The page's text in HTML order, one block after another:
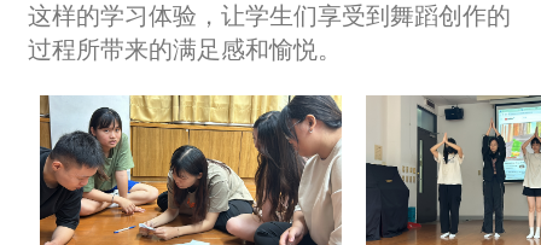
这样的学习体验，让学生们享受到舞蹈创作的
过程所带来的满足感和愉悦。